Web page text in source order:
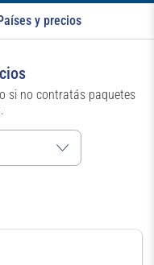
y precios
si no contratás paquetes